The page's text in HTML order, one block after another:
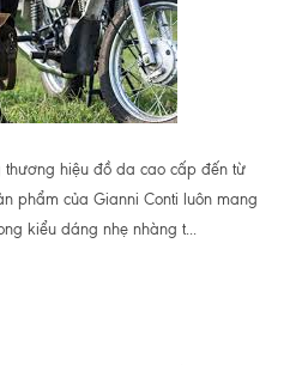
thương hiệu đồ da cao cấp đến từ
phẩm của Gianni Conti luôn mang
kiểu dáng nhẹ nhàng t...